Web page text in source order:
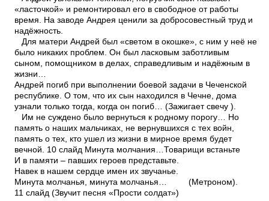
«ласточкой» и ремонтировал его в свободное от работы
время. На заводе Андрея ценили за добросовестный труд и
надёжность.
Для матери Андрей был «светом в окошке», с ним у неё не
было никаких проблем. Он был ласковым заботливым
сыном, помощником в делах, справедливым и надёжным в
жизни…
Андрей погиб при выполнении боевой задачи в Чеченской
республике. О том, что их сын находился в Чечне, дома
узнали только тогда, когда он погиб… (Зажигает свечу ).
Им не суждено было вернуться к родному порогу… Но
память о наших мальчиках, не вернувшихся с тех войн,
память о тех, кто ушел из жизни в мирное время будет
вечной. 10 слайд Минута молчания…Товарищи встаньте
И в памяти – павших героев представьте.
Навек в нашем сердце имен их звучанье.
Минута молчанья, минута молчанья… (Метроном).
11 слайд (Звучит песня «Прости солдат»)